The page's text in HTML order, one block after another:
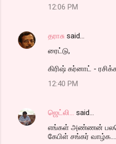
12:06 PM
தராசு said…
ரைட்டு,
கிரிஷ் கர்னாட் -
12:40 PM
ஜெட்லி...
said…
எங்கள் அண்ணன்
கேபிள் சங்கர் வாழ்க.....